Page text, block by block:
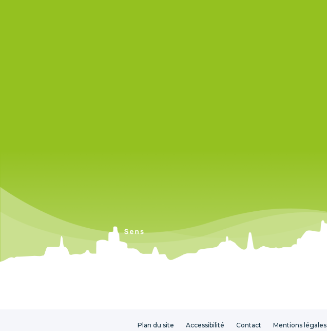
Plan du site Accessibilité Contact Mentions légales